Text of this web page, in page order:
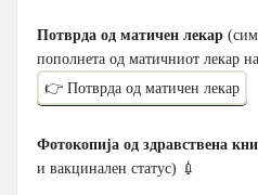
Потврда од матичен лекар
пополнета од матичниот лекар
👉 Потврда од матичен лекар
Фотокопија од здравствена
и вакцинален статус) 💉